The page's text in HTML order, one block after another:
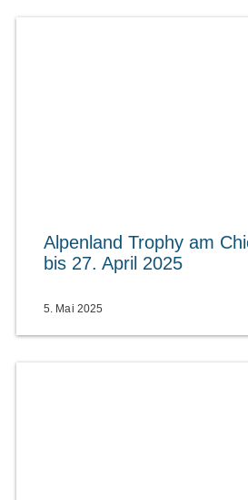
Alpenland Trophy am
bis 27. April 2025
5. Mai 2025